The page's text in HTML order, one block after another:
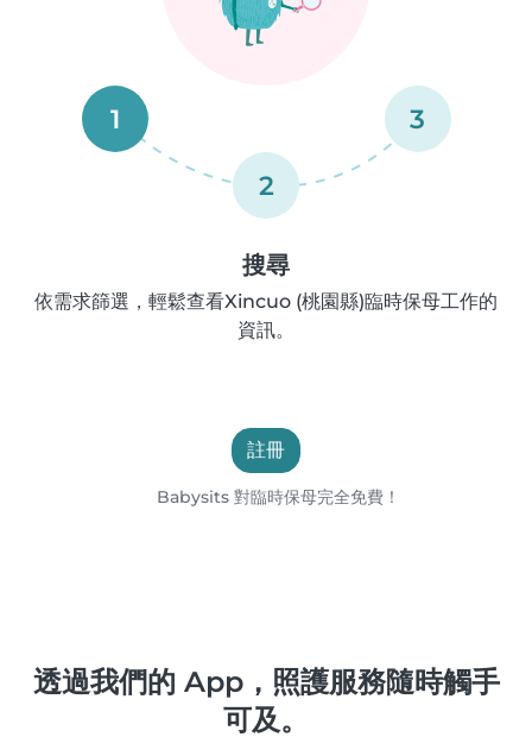
1
2
3
搜尋
依需求篩選，輕鬆查看Xincuo (桃園縣)臨時保母工作的
資訊。
註冊
Babysits 對臨時保母完全免費！
透過我們的 App，照護服務隨時觸手
可及。